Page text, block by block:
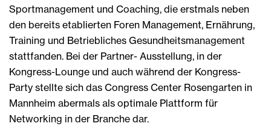
Sportmanagement und Coaching, die erstmals neben
den bereits etablierten Foren Management, Ernährung,
Training und Betriebliches Gesundheitsmanagement
stattfanden. Bei der Partner- Ausstellung, in der
Kongress-Lounge und auch während der Kongress-
Party stellte sich das Congress Center Rosengarten in
Mannheim abermals als optimale Plattform für
Networking in der Branche dar.